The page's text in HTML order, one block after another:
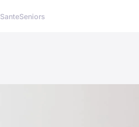
SanteSeniors